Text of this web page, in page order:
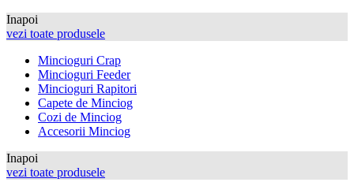
Inapoi
vezi toate produsele
Mincioguri Crap
Mincioguri Feeder
Mincioguri Rapitori
Capete de Minciog
Cozi de Minciog
Accesorii Minciog
Inapoi
vezi toate produsele